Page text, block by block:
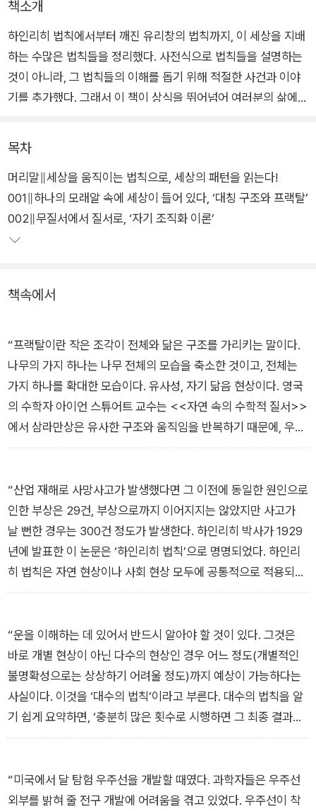
책소개
하인리히 법칙에서부터 깨진 유리창의 법칙까지, 이 세상을 지배
하는 수많은 법칙들을 정리했다. 사전식으로 법칙들을 설명하는
것이 아니라, 그 법칙들의 이해를 돕기 위해 적절한 사건과 이야
기를 추가했다. 그래서 이 책이 상식을 뛰어넘어 여러분의 삶에
먼저 여기서 원리와 법칙을 정리하고 넘어가기로 하자. 법칙이란
특정 현상을 설명할 수 있는 검증된 이론이며, 하나의 근본적인
이치나 원리를 다른 분야에 적용할 수 있도록 일반화시킨 설명이
다. 사과나무에서 땅으로 사과가 떨어지는 것은 만유인력의 법칙
이 작용하기 때문이며, 만유인력의 원리는 모든 사물이 자체의 질
인 법칙들을 추려서 나름대로의 해석을 시도해봤다. 물론 기존의
학자들이 해석한 것을 요약해서 정리한 부분도 있다. 사회과학에
서 법칙이 필요한 이유는 일단 검증된 것이기에 믿고 따를 수 있
기 때문이다.
이 책은 사회, 경제, 과학, 수학 등 다양한 분야의 핵심이 되는 법
섞어보자. 그러면 마치 핵분열하듯 머릿속에서 무서운 변화가 일
어날 것이다.
목차
머리말∥세상을 움직이는 법칙으로, 세상의 패턴을 읽는다!
001∥하나의 모래알 속에 세상이 들어 있다, ‘대칭 구조와 프랙탈’
002∥무질서에서 질서로, ‘자기 조직화 이론’
책속에서
“프랙탈이란 작은 조각이 전체와 닮은 구조를 가리키는 말이다.
나무의 가지 하나는 나무 전체의 모습을 축소한 것이고, 전체는
가지 하나를 확대한 모습이다. 유사성, 자기 닮음 현상이다. 영국
의 수학자 아이언 스튜어트 교수는 <<자연 속의 수학적 질서>>
에서 삼라만상은 유사한 구조와 움직임을 반복하기 때문에, 우주
는 거대한 닮은꼴이라고 선언하고 있다. 사막의 모래와 바다의 파
비슷한 모양을 반복하는 자기 반복성과 대칭성, 그러면서도 시간
이 흐르면서 변하는 역동성을 ‘세상의 법칙’이라고 말한다. 프랙
탈 세계에서 부분과 전체는 규모의 차이가 있을 뿐 유사한 모양을
반복하고 있다.”
“산업 재해로 사망사고가 발생했다면 그 이전에 동일한 원인으로
인한 부상은 29건, 부상으로까지 이어지지는 않았지만 사고가
날 뻔한 경우는 300건 정도가 발생한다. 하인리히 박사가 1929
년에 발표한 이 논문은 ‘하인리히 법칙’으로 명명되었다. 하인리
히 법칙은 자연 현상이나 사회 현상 모두에 공통적으로 적용되는
법칙이다. 어떤 사회적인 큰 사건이 일어날 때에도 어느날 갑자기
사건들이 잇따라 지나간다는 것이다. 사회 기강이 흐려지면 크고
작은 사건들이 이어지다가 결정적으로 큰 사건이 일어나는 것과
같다.
“운을 이해하는 데 있어서 반드시 알아야 할 것이 있다. 그것은
바로 개별 현상이 아닌 다수의 현상인 경우 어느 정도(개별적인
불명확성으로는 상상하기 어려울 정도)까지 예상이 가능하다는
사실이다. 이것을 ‘대수의 법칙’이라고 부른다. 대수의 법칙을 알
기 쉽게 요약하면, ‘충분히 많은 횟수로 시행하면 그 최종 결과의
분포 예상에 대한 정밀도는 개별적일 때 모호하던 예상과는 달리
나 소수 현상일 때보다 믿을 수 없을 만큼 수준이 높다. 카지노가
장사가 되는 것은 한 사람 한 사람의 승패는 알 수 없지만 100명,
“미국에서 달 탐험 우주선을 개발할 때였다. 과학자들은 우주선
외부를 밝혀 줄 전구 개발에 어려움을 겪고 있었다. 우주선이 착